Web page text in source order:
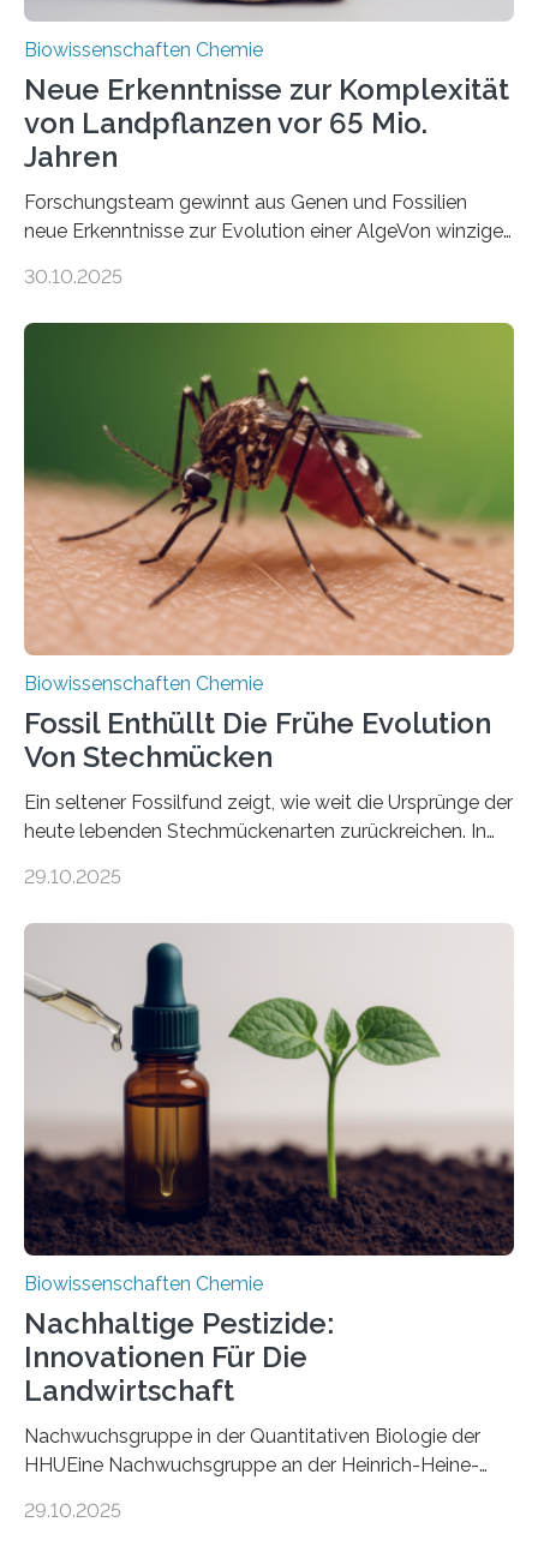
Biowissenschaften Chemie
Neue Erkenntnisse zur Komplexität
von Landpflanzen vor 65 Mio.
Jahren
Forschungsteam gewinnt aus Genen und Fossilien
neue Erkenntnisse zur Evolution einer AlgeVon winzigen
Landpflanzen zählen zu den komplexesten
Grünalgen, die vor Hunderten von Millionen Jahren
lebten. Unter den Vorfahren sticht eine Gruppe heraus,
die noch heute in der Natur vorkommt: die
Süßwasseralge Coleochaetophyceae. Einige Arten
dieser Gruppe bilden aus Zellfäden dichte Geflechte
mit scheibenförmiger Gestalt. Was auffällig ist: Die
nächsten…
30.10.2025
Biowissenschaften Chemie
Fossil Enthüllt Die Frühe Evolution
Von Stechmücken
Ein seltener Fossilfund zeigt, wie weit die Ursprünge der
heute lebenden Stechmückenarten zurückreichen. In
Forschende die bisher älteste bekannte Stechmücken-
Region Kachin in Myanmar und hat sich in
ausgezeichnetem Zustand erhalten. Es konnte als neue
Art einer neuen Gattung beschrieben werden und trägt
nun den Namen Cretosabethes primaevus. Dieser erste
fossile Nachweis einer Stechmückenlarve in Bernstein
stellt gleichzeitig den ersten Fossilfund einer
Mückenlarve aus dem Mesozoikum dar, denn…
29.10.2025
Biowissenschaften Chemie
Nachhaltige Pestizide:
Innovationen Für Die
Landwirtschaft
Nachwuchsgruppe in der Quantitativen Biologie der
HHUEine Nachwuchsgruppe an der Heinrich-Heine-
fünf Jahren erforschen, wie Bakterien auf
29.10.2025